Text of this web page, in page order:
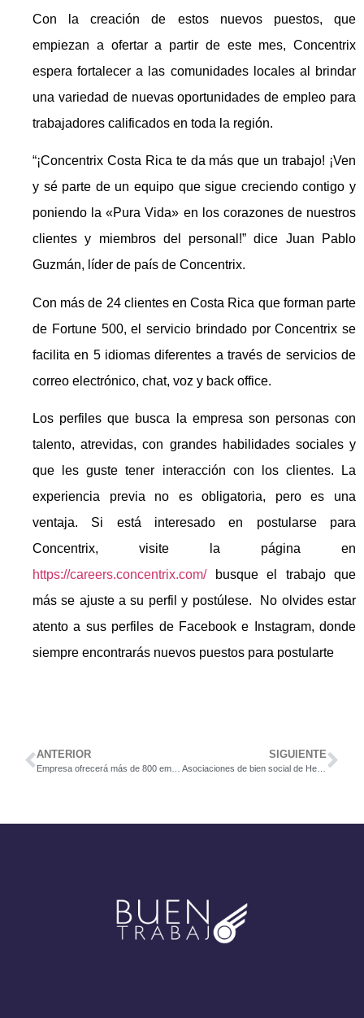
Con la creación de estos nuevos puestos, que
empiezan a ofertar a partir de este mes, Concentrix
espera fortalecer a las comunidades locales al brindar
una variedad de nuevas oportunidades de empleo para
trabajadores calificados en toda la región.
“¡Concentrix Costa Rica te da más que un trabajo! ¡Ven
y sé parte de un equipo que sigue creciendo contigo y
poniendo la «Pura Vida» en los corazones de nuestros
clientes y miembros del personal!” dice Juan Pablo
Guzmán, líder de país de Concentrix.
Con más de 24 clientes en Costa Rica que forman parte
de Fortune 500, el servicio brindado por Concentrix se
facilita en 5 idiomas diferentes a través de servicios de
correo electrónico, chat, voz y back office.
Los perfiles que busca la empresa son personas con
talento, atrevidas, con grandes habilidades sociales y
que les guste tener interacción con los clientes. La
experiencia previa no es obligatoria, pero es una
ventaja. Si está interesado en postularse para
Concentrix, visite la página en
https://careers.concentrix.com/busque el trabajo que
más se ajuste a su perfil y postúlese. No olvides estar
atento a sus perfiles de Facebook e Instagram, donde
siempre encontrarás nuevos puestos para postularte
ANTERIOR SIGUIENTE
Asociaciones de bien social de Heredia recibirán donación de 6.000 mascarillas